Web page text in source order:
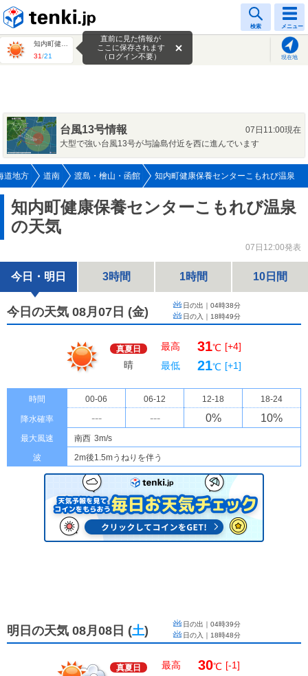
検索 メニュー
31/21 現在地
直前に見た情報が
ここに保存されます
（ログイン不要）
台風13号情報
07日11:00現在
大型で強い台風13号が与論島付近を西に進んでいます
道地方 道南 渡島・檜山・函館 知内町健康保養センターこもれび温泉
知内町健康保養センターこもれび温泉
の天気
07日12:00発表
今日・明日 3時間 1時間 10日間
今日の天気 08月07日 (金) 日の出｜ 04時38分
日の入｜ 18時49分
真夏日
晴
最高 31℃ [+4]
最低
21℃ [+1]
時間 00-06 06-12 12-18 18-24
降水確率 --- --- 0% 10%
最大風速 南西 3m/s
波
2m後1.5mうねりを伴う
明日の天気 08月08日 (土) 日の出｜ 04時39分
日の入｜ 18時48分
真夏日 最高 30℃ [-1]